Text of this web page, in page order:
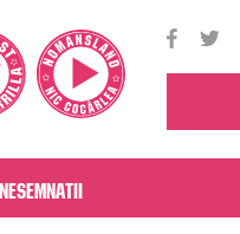
Nesemnatii